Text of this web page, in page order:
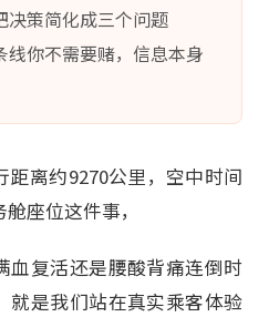
决策简化成三个问题
线你不需要赌，信息本身
离约9270公里，空中时间
座位这件事，
血复活还是腰酸背痛连倒时
就是我们站在真实乘客体验